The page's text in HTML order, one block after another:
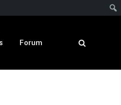
Forum